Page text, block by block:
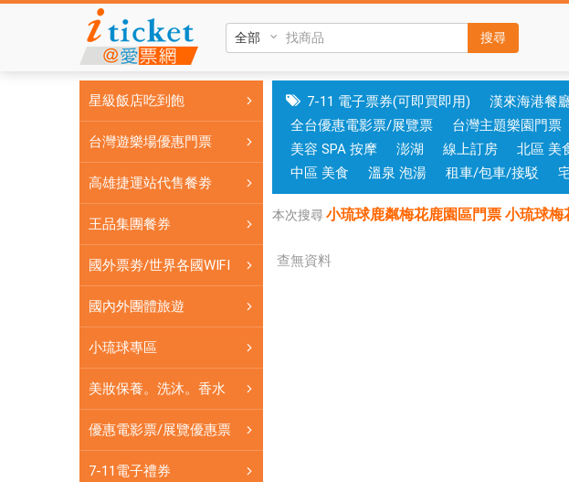
鹿
花
鹿
園
票
小
球
花
鹿|
銷
售
搜尋
星級飯店吃到飽
台灣遊樂場優惠門票
高雄捷運站代售餐劵
王品集團餐券
國外票劵/世界各國WIFI
國內外團體旅遊
小琉球專區
美妝保養。洗沐。香水
優惠電影票/展覽優惠票
7-11電子禮券
7-11 電子票券(可即買即用) 漢來海港餐
全台優惠電影票/展覽票
台灣主題樂園門票
美容 SPA 按摩
澎湖 線上訂房 北區 美
中區 美食
溫泉 泡湯 租車/包車/接駁
本次搜尋 小琉球鹿粼梅花鹿園區門票 小琉球梅
查無資料